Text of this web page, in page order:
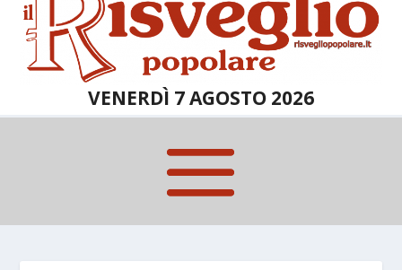
VENERDÌ 7 AGOSTO 2026